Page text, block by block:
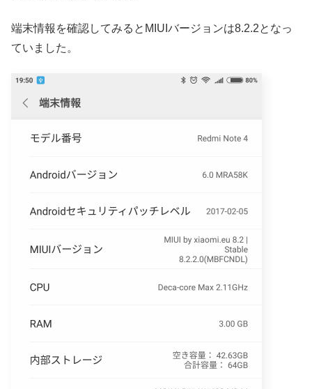
端末情報を確認してみるとMIUIバージョンは8.2.2となっ
ていました。